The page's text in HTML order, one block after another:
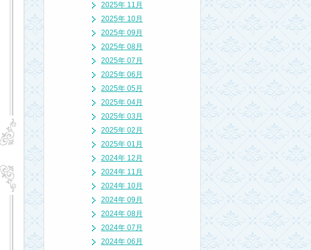
2025年 11月
2025年 10月
2025年 09月
2025年 08月
2025年 07月
2025年 06月
2025年 05月
2025年 04月
2025年 03月
2025年 02月
2025年 01月
2024年 12月
2024年 11月
2024年 10月
2024年 09月
2024年 08月
2024年 07月
2024年 06月